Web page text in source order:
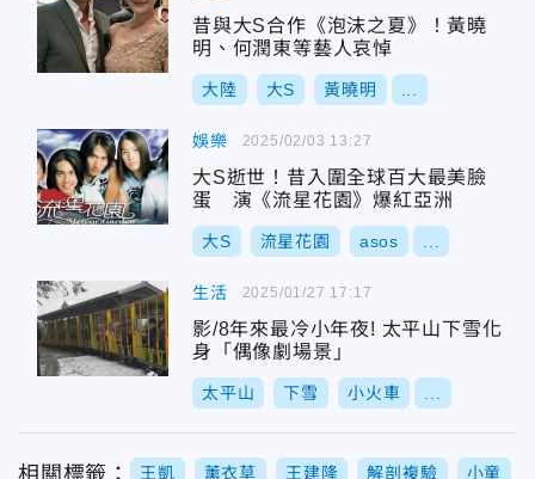
昔與大S合作《泡沫之夏》！黃曉
明、何潤東等藝人哀悼
大陸 大S 黃曉明
娛樂
大S逝世！昔入圍全球百大最美臉
蛋 演《流星花園》爆紅亞洲
大S 流星花園 asos
2025/02/03 13:27
生活
影/8年來最冷小年夜! 太平山下雪化
身「偶像劇場景」
太平山 下雪 小火車
2025/01/27 17:17
相關標籤： 王凱 薰衣草 王建隆 解剖複驗 小童